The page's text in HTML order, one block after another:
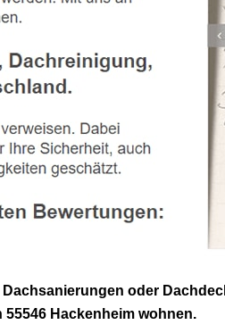
oder
55546 Hackenheim wohnen.